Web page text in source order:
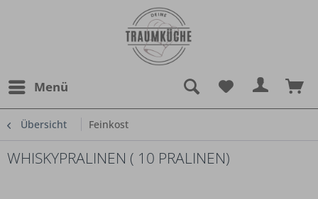
Menü
Übersicht Feinkost
WHISKYPRALINEN ( 10 PRALINEN)